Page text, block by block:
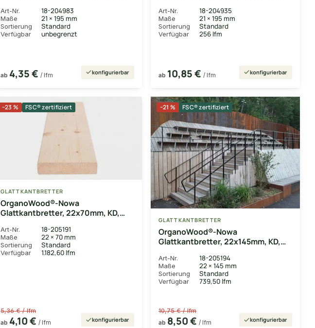
Art-Nr. 18-204983
Maße 21 × 195 mm
Sortierung Standard
Verfügbar unbegrenzt
ab 4,35 € / lfm konfigurierbar
Art-Nr. 18-204935
Maße 21 × 195 mm
Sortierung Standard
Verfügbar 256 lfm
ab 10,85 € / lfm konfigurierbar
−23 % FSC® zertifiziert
GLATTKANTBRETTER
OrganoWood®-Nowa
Glattkantbretter, 22x70mm, KD,
Art-Nr. 18-205191
Maße 22 × 70 mm
Sortierung Standard
Verfügbar 1.182,60 lfm
5,36 € / lfm
ab 4,10 € / lfm konfigurierbar
−21 % FSC® zertifiziert
GLATTKANTBRETTER
OrganoWood®-Nowa
Glattkantbretter, 22x145mm, KD,
Art-Nr. 18-205194
Maße 22 × 145 mm
Sortierung Standard
Verfügbar 739,50 lfm
10,75 € / lfm
ab 8,50 € / lfm konfigurierbar